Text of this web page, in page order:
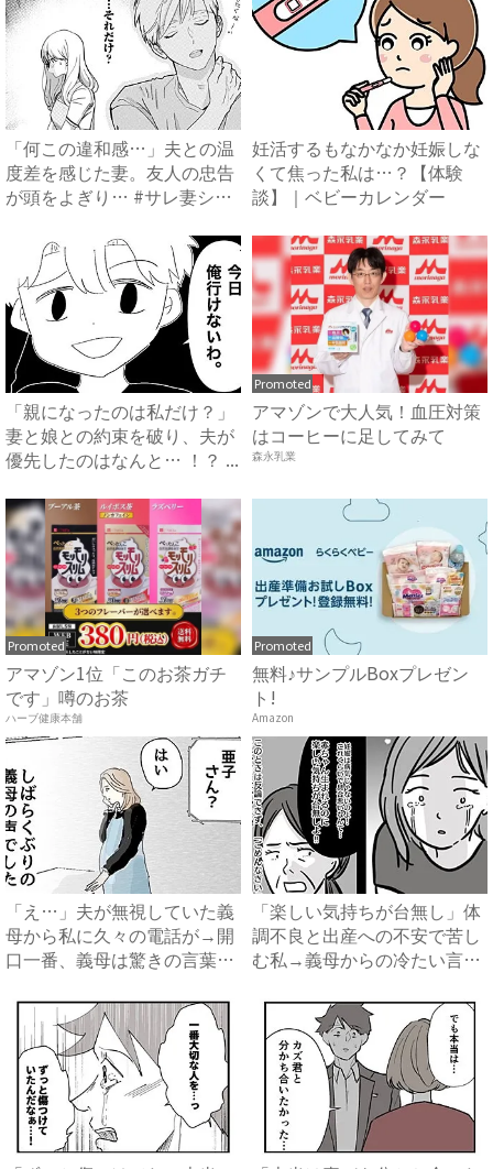
「何この違和感…」夫との温
度差を感じた妻。友人の忠告
が頭をよぎり… #サレ妻シ
妊活するもなかなか妊娠しな
くて焦った私は…？【体験
談】｜ベビーカレンダー
「親になったのは私だけ？」
妻と娘との約束を破り、夫が
優先したのはなんと… ！？ ...
Promoted
アマゾンで大人気！血圧対策
はコーヒーに足してみて
森永乳業
Promoted
アマゾン1位「このお茶ガチ
です」噂のお茶
ハーブ健康本舗
Promoted
無料♪サンプルBoxプレゼン
ト!
Amazon
「え…」夫が無視していた義
母から私に久々の電話が→開
口一番、義母は驚きの言葉
「楽しい気持ちが台無し」体
調不良と出産への不安で苦し
む私→義母からの冷たい言葉